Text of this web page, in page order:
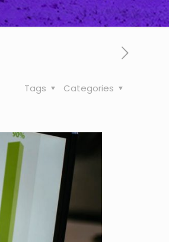
Categories
Tags